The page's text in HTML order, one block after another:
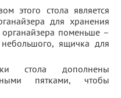
этого стола является
для хранения
поменьше –
ящичка для
стола дополнены
пятками, чтобы